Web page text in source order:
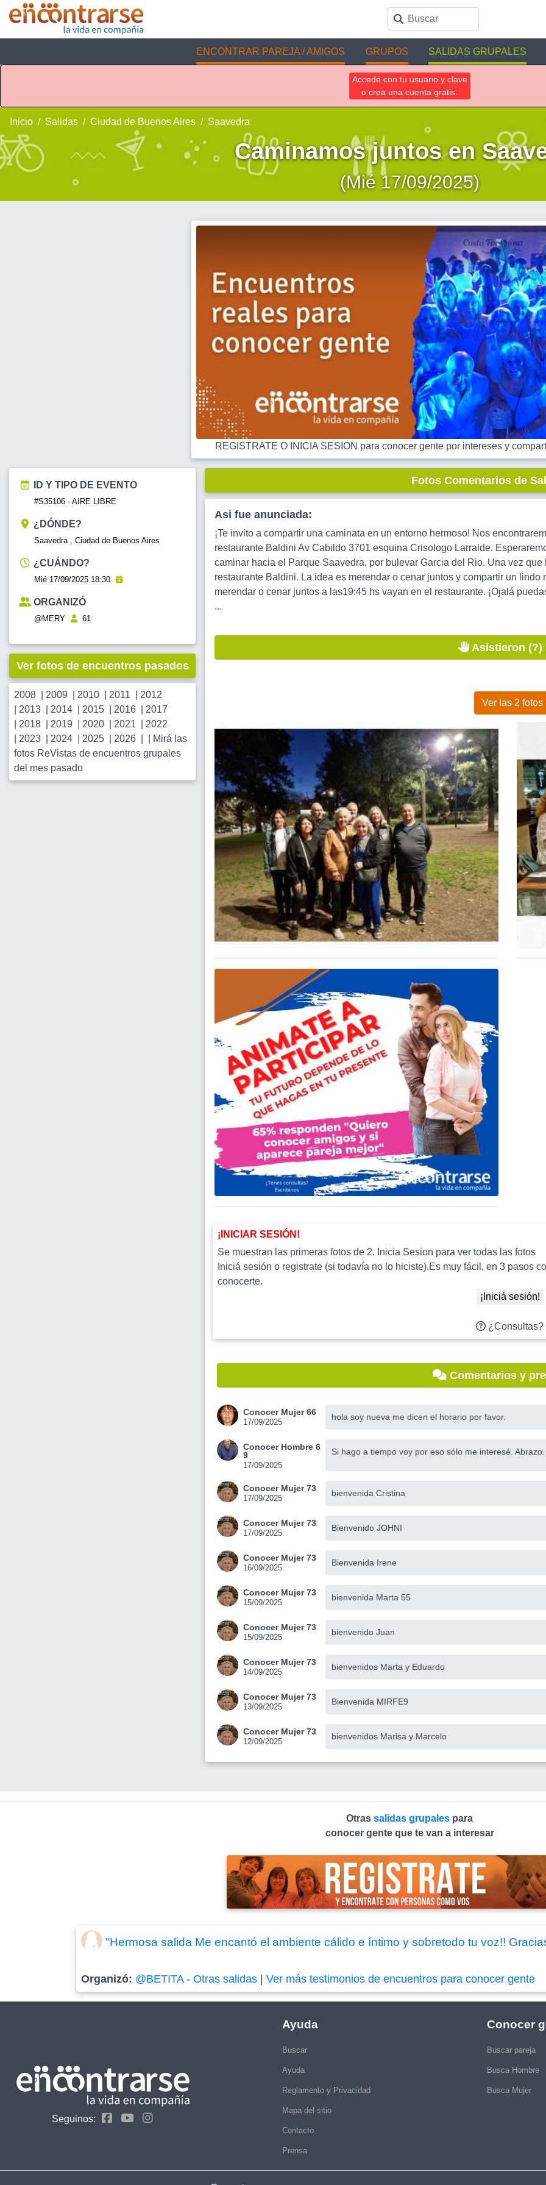
ENCONTRAR PAREJA / AMIGOS GRUPOS SALIDAS GRUPALES
Accedé con tu usuario y clave
o crea una cuenta gratis.
Inicio Salidas Ciudad de Buenos Aires Saavedra
Caminamos juntos en
(Mié 17/09/2025)
REGISTRATE O INICIA SESION para conocer gente por intereses y
ID Y TIPO DE EVENTO
#S35106 - AIRE LIBRE
¿DÓNDE?
Saavedra , Ciudad de Buenos Aires
¿CUÁNDO?
Mié 17/09/2025 18:30
ORGANIZÓ
@MERY 61
Ver fotos de encuentros pasados
2008 2009 2010 2011
2012
2013 2014 2015 2016
2017
2018 2019 2020 2021
2022
2023 2024 2025 2026
Mirá las
fotos ReVistas de encuentros grupales
del mes pasado
Fotos Comentarios de
Asi fue anunciada:
¡Te invito a compartir una caminata en un entorno hermoso! Nos
restaurante Baldini Av Cabildo 3701 esquina Crisologo Larralde.
caminar hacia el Parque Saavedra. por bulevar Garcia del Rio. Una vez
restaurante Baldini. La idea es merendar o cenar juntos y compartir un
merendar o cenar juntos a las19:45 hs vayan en el restaurante. ¡Ojalá
...
Asistieron (?)
Ver las 2 fotos
¡INICIAR SESIÓN!
Se muestran las primeras fotos de 2. Inicia Sesion para ver todas las fotos
Iniciá sesión o registrate (si todavía no lo hiciste).Es muy fácil, en 3 pasos
conocerte.
¡Iniciá sesión!
¿Consultas?
Comentarios y
Conocer Mujer 66
17/09/2025
hola soy nueva me dicen el horario por favor.
Conocer Hombre 6
9
17/09/2025
Si hago a tiempo voy por eso sólo me interesé. Abrazo.
Conocer Mujer 73
17/09/2025
bienvenida Cristina
Conocer Mujer 73
17/09/2025
Bienvenido JOHNI
Conocer Mujer 73
16/09/2025
Bienvenida Irene
Conocer Mujer 73
15/09/2025
bienvenida Marta 55
Conocer Mujer 73
15/09/2025
bienvenido Juan
Conocer Mujer 73
14/09/2025
bienvenidos Marta y Eduardo
Conocer Mujer 73
13/09/2025
Bienvenida MIRFE9
Conocer Mujer 73
12/09/2025
bienvenidos Marisa y Marcelo
Otras salidas grupales para
conocer gente que te van a interesar
"Hermosa salida Me encantó el ambiente cálido e íntimo y sobretodo tu voz!!
Organizó: @BETITA-Otras salidas |Ver más testimonios de encuentros para conocer gente
Seguinos:
Ayuda
Buscar
Ayuda
Reglamento y Privacidad
Mapa del sitio
Contacto
Prensa
Conocer
Buscar pareja
Busca Hombre
Busca Mujer